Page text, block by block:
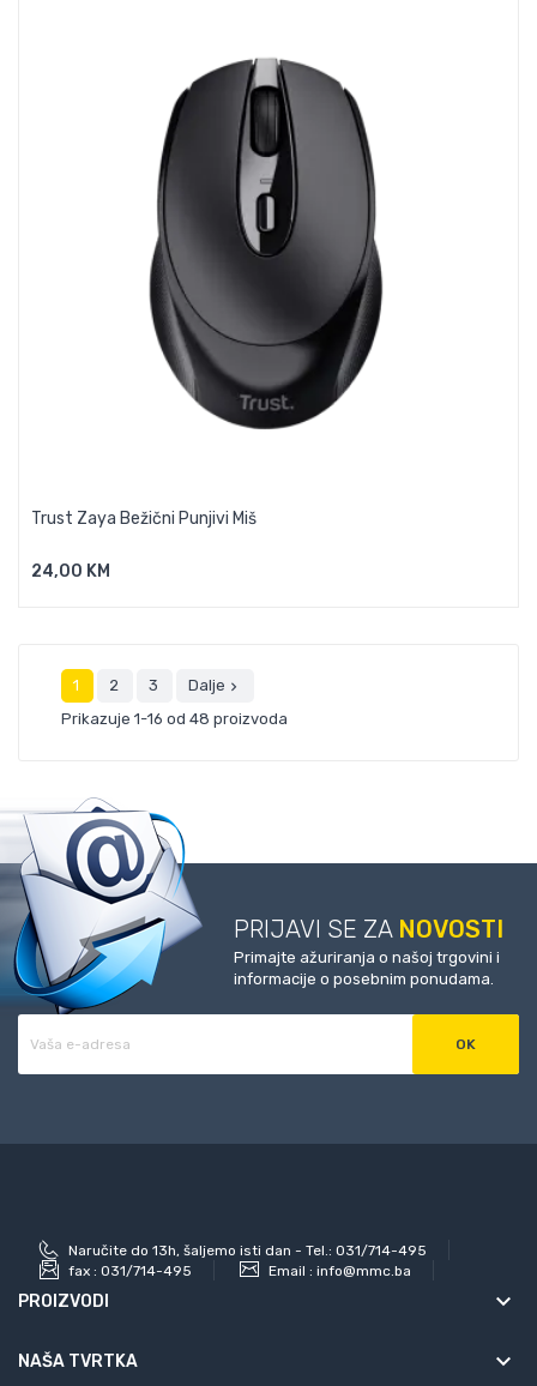
Trust Zaya Bežični Punjivi Miš
24,00 KMDodaj U Košaricu
1 2 3 Dalje 
Prikazuje 1-16 od 48 proizvoda
PRIJAVI SE ZA NOVOSTI
Primajte ažuriranja o našoj trgovini i
informacije o posebnim ponudama.
Naručite do 13h, šaljemo isti dan - Tel.: 031/714-495
fax : 031/714-495 Email : info@mmc.ba
PROIZVODI keyboard_arrow_down
NAŠA TVRTKA keyboard_arrow_down